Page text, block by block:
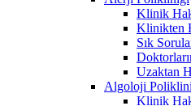
Klinik
Klinikten
Sık
Uzaktan
Algoloji
Klinik